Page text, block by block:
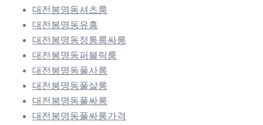
대전봉명동셔츠룸
대전봉명동유흥
대전봉명동정통룸싸롱
대전봉명동퍼블릭룸
대전봉명동풀사롱
대전봉명동풀살롱
대전봉명동풀싸롱
대전봉명동풀싸롱가격